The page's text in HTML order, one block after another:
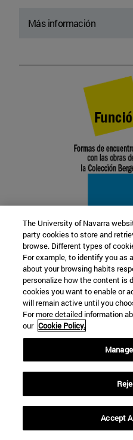
Más información
22 SEP
FUNCIÓN Y
Más información
The University of Navarra
party cookies to store and
browse. Different types of
For example, to identify you as
about your browsing habits
personalize how the content is
cookies you want to enable or
will remain active until you
For more detailed information
our Cookie Policy.
Accept